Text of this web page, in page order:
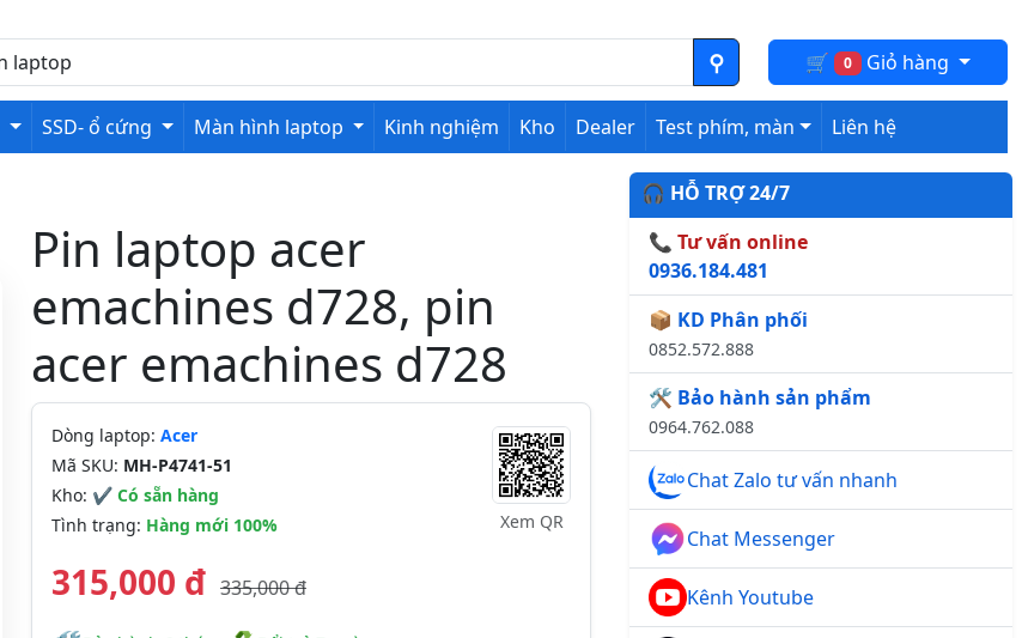
🛒 0 Giỏ hàng
SSD- ổ cứng Màn hình laptop Kinh nghiệm Kho Dealer Test phím, màn
Liên hệ
Pin laptop acer
emachines d728, pin
acer emachines d728
Dòng laptop: Acer
Mã SKU: MH-P4741-51
Kho: ✔ Có sẵn hàng
Tình trạng: Hàng mới 100% Xem QR
315,000 đ 335,000 đ
🎧 HỖ TRỢ 24/7
📞 Tư vấn online
0936.184.481
📦 KD Phân phối
0852.572.888
🛠️ Bảo hành sản phẩm
0964.762.088
Chat Zalo tư vấn nhanh
Chat Messenger
Kênh Youtube